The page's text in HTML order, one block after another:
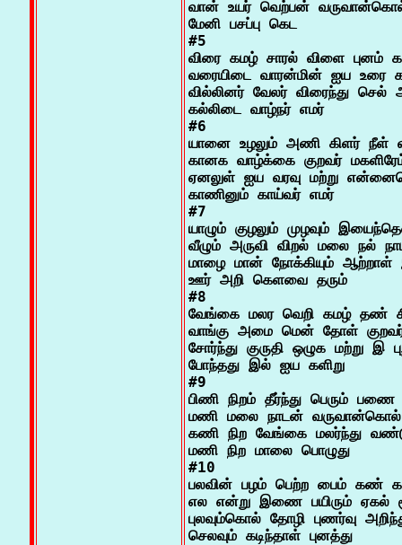
வான் உயர் வெற்பன்
மேனி பசப்பு கெட
#5
விரை கமழ் சாரல் விளை புனம்
வரையிடை வாரன்மின் ஐய உரை
வில்லினர் வேலர் விரைந்து செல்
கல்லிடை வாழ்நர் எமர்
#6
யானை உழலும் அணி கிளர் நீள்
கானக வாழ்க்கை குறவர்
ஏனலுள் ஐய வரவு மற்று
காணினும் காய்வர் எமர்
#7
யாழும் குழலும் முழவும்
வீழும் அருவி விறல் மலை நல்
மாழை மான் நோக்கியும் ஆற்றாள்
ஊர் அறி கெளவை தரும்
#8
வேங்கை மலர வெறி கமழ் தண்
வாங்கு அமை மென் தோள் குறவர்
சோர்ந்து குருதி ஒழுக மற்று இ
போந்தது இல் ஐய களிறு
#9
பிணி நிறம் தீர்ந்து பெரும்
மணி மலை நாடன்
கணி நிற வேங்கை மலர்ந்து
மணி நிற மாலை பொழுது
#10
பலவின் பழம் பெற்ற பைம் கண்
எல என்று இணை பயிரும் ஏகல்
புலவும்கொல் தோழி புணர்வு
செலவும் கடிந்தாள் புனத்து